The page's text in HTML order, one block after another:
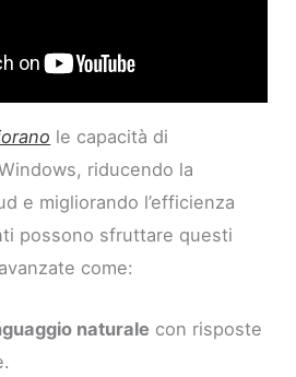
le capacità di
riducendo la
e migliorando l’efficienza
possono sfruttare questi
come:
naturale con risposte